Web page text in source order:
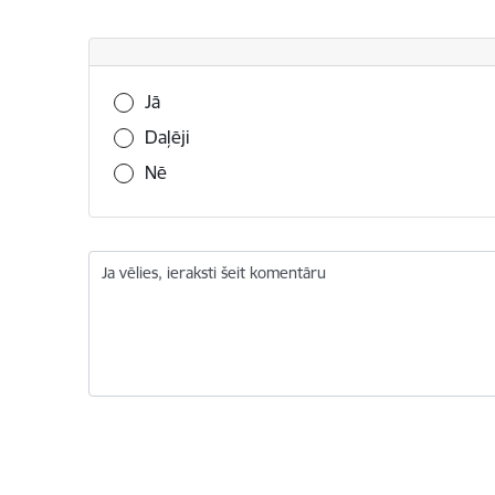
Vai šī informācija bija noderīga?
Jā
Daļēji
Nē
Ja vēlies, ieraksti šeit komentāru